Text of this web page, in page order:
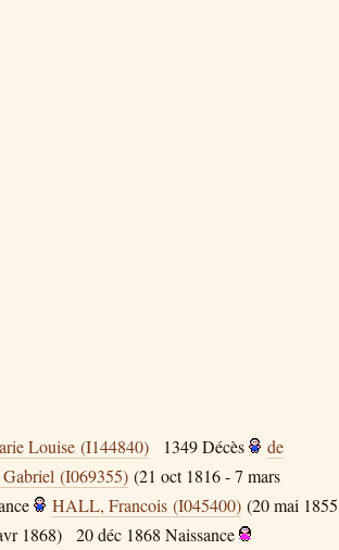
Louise (I144840) 1349Décès
de
(I069355) (21 oct 1816 - 7 mars
HALL, Francois (I045400) (20 mai 1855
1868) 20 déc 1868 Naissance